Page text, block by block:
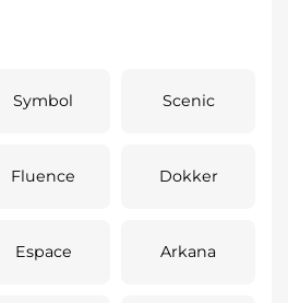
Symbol Scenic
Fluence Dokker
Espace Arkana